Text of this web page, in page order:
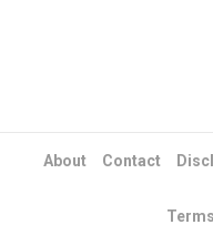
About Contact